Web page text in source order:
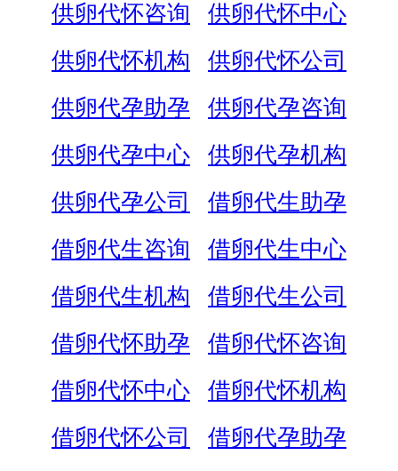
供卵代怀咨询
供卵代怀中心
供卵代怀机构
供卵代怀公司
供卵代孕助孕
供卵代孕咨询
供卵代孕中心
供卵代孕机构
供卵代孕公司
借卵代生助孕
借卵代生咨询
借卵代生中心
借卵代生机构
借卵代生公司
借卵代怀助孕
借卵代怀咨询
借卵代怀中心
借卵代怀机构
借卵代怀公司
借卵代孕助孕